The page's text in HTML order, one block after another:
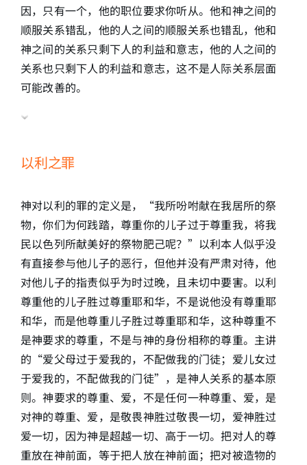
因，只有一个，他的职位要求你听从。他和神之间的
顺服关系错乱，他的人之间的顺服关系也错乱，他和
神之间的关系只剩下人的利益和意志，他的人之间的
关系也只剩下人的利益和意志，这不是人际关系层面
可能改善的。
以利之罪
神对以利的罪的定义是，“我所吩咐献在我居所的祭
物，你们为何践踏，尊重你的儿子过于尊重我，将我
民以色列所献美好的祭物肥己呢？”以利本人似乎没
有直接参与他儿子的恶行，但他并没有严肃对待，他
对他儿子的指责似乎为时过晚，且未切中要害。以利
尊重他的儿子胜过尊重耶和华，不是说他没有尊重耶
和华，而是他尊重儿子胜过尊重耶和华，这种尊重不
是神要求的尊重，不是与神的身份相称的尊重。主讲
的“爱父母过于爱我的，不配做我的门徒；爱儿女过
于爱我的，不配做我的门徒”，是神人关系的基本原
则。神要求的尊重、爱，不是任何一种尊重、爱，是
对神的尊重、爱，是敬畏神胜过敬畏一切，爱神胜过
爱一切，因为神是超越一切、高于一切。把对人的尊
重放在神前面，等于把人放在神前面；把对被造物的